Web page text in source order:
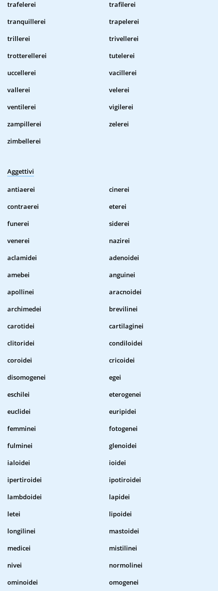
trafelerei
trafilerei
tranquillerei
trapelerei
trillerei
trivellerei
trotterellerei
tutelerei
uccellerei
vacillerei
vallerei
velerei
ventilerei
vigilerei
zampillerei
zelerei
zimbellerei
Aggettivi
antiaerei
cinerei
contraerei
eterei
funerei
siderei
venerei
nazirei
aclamidei
adenoidei
amebei
anguinei
apollinei
aracnoidei
archimedei
brevilinei
carotidei
cartilaginei
clitoridei
condiloidei
coroidei
cricoidei
disomogenei
egei
eschilei
eterogenei
euclidei
euripidei
femminei
fotogenei
fulminei
glenoidei
ialoidei
ioidei
ipertiroidei
ipotiroidei
lambdoidei
lapidei
letei
lipoidei
longilinei
mastoidei
medicei
mistilinei
nivei
normolinei
ominoidei
omogenei